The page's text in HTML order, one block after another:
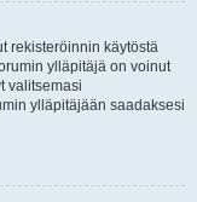
rekisteröinnin käytöstä
ylläpitäjä on voinut
valitsemasi
ylläpitäjään saadaksesi